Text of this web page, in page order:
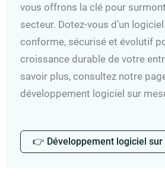
vous offrons la clé pour
secteur. Dotez-vous d’un
conforme, sécurisé et évolutif
croissance durable de votre
savoir plus, consultez notre
développement logiciel sur
👉 Développement logiciel sur